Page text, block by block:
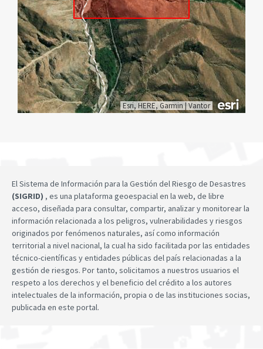
Esri, HERE, Garmin|Vantor
El Sistema de Información para la Gestión del Riesgo de Desastres
(SIGRID) , es una plataforma geoespacial en la web, de libre
acceso, diseñada para consultar, compartir, analizar y monitorear la
información relacionada a los peligros, vulnerabilidades y riesgos
originados por fenómenos naturales, así como información
territorial a nivel nacional, la cual ha sido facilitada por las entidades
técnico-científicas y entidades públicas del país relacionadas a la
gestión de riesgos. Por tanto, solicitamos a nuestros usuarios el
respeto a los derechos y el beneficio del crédito a los autores
intelectuales de la información, propia o de las instituciones socias,
publicada en este portal.